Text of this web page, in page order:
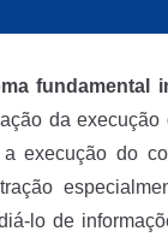
fundamental
da execução
execução do
lo de